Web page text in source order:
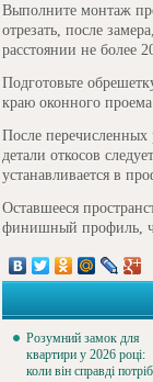
Выполните монтаж
отрезать, после
расстоянии не более
Подготовьте
краю оконного
После
детали откосов
устанавливается в
Оставшееся
финишный профиль,
Розумний замок для
квартири у 2026 році:
коли він справді